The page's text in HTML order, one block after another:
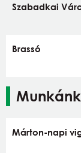
Szabadkai
Brassó
Márton-napi